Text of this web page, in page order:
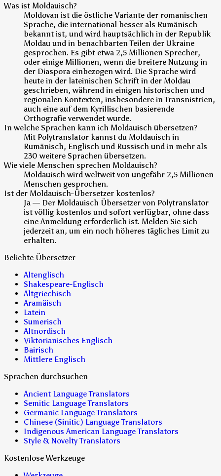
Was ist Moldauisch?
Moldovan ist die östliche Variante der romanischen
Sprache, die international besser als Rumänisch
bekannt ist, und wird hauptsächlich in der Republik
Moldau und in benachbarten Teilen der Ukraine
gesprochen. Es gibt etwa 2,5 Millionen Sprecher,
oder einige Millionen, wenn die breitere Nutzung in
der Diaspora einbezogen wird. Die Sprache wird
heute in der lateinischen Schrift in der Moldau
geschrieben, während in einigen historischen und
regionalen Kontexten, insbesondere in Transnistrien,
auch eine auf dem Kyrillischen basierende
Orthografie verwendet wurde.
In welche Sprachen kann ich Moldauisch übersetzen?
Mit Polytranslator kannst du Moldauisch in
Rumänisch, Englisch und Russisch und in mehr als
230 weitere Sprachen übersetzen.
Wie viele Menschen sprechen Moldauisch?
Moldauisch wird weltweit von ungefähr 2,5 Millionen
Menschen gesprochen.
Ist der Moldauisch-Übersetzer kostenlos?
Ja — Der Moldauisch Übersetzer von Polytranslator
ist völlig kostenlos und sofort verfügbar, ohne dass
eine Anmeldung erforderlich ist. Melden Sie sich
jederzeit an, um ein noch höheres tägliches Limit zu
erhalten.
Beliebte Übersetzer
Altenglisch
Shakespeare-Englisch
Altgriechisch
Aramäisch
Latein
Sumerisch
Altnordisch
Viktorianisches Englisch
Bairisch
Mittlere Englisch
Sprachen durchsuchen
Ancient Language Translators
Semitic Language Translators
Germanic Language Translators
Chinese (Sinitic) Language Translators
Indigenous American Language Translators
Style & Novelty Translators
Kostenlose Werkzeuge